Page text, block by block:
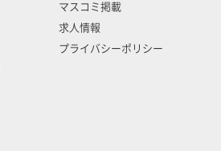
マスコミ掲載
求人情報
プライバシーポリシー